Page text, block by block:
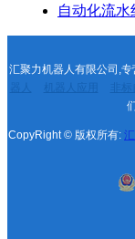
自动化流水
汇聚力机器人有限公司,专
器人
机器人应用 非
CopyRight © 版权所有: